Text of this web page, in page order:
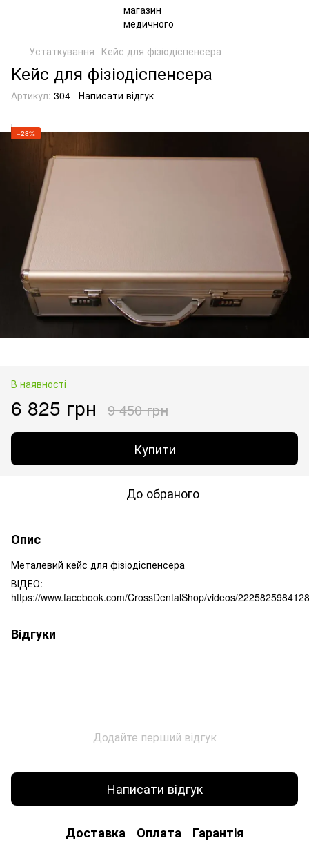
Устаткування Кейс для фізіодіспенсера
Кейс для фізіодіспенсера
Артикул: 304 Написати відгук
−28%
В наявності
6 825 грн 9 450 грн
Купити
До обраного
Опис
Металевий кейс для фізіодіспенсера
ВІДЕО:
https://www.facebook.com/CrossDentalShop/videos/
Відгуки
Додайте перший відгук
Написати відгук
Доставка Оплата Гарантія